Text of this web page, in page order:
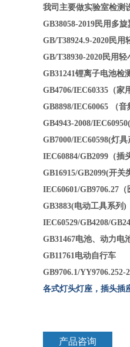
我司 主要做实验室检测
GB38058-2019民用多
GB/T38924.9-2020民用
GB/T38930-2020民用轻
GB31241锂离子电池检
GB4706/IEC60335 （
GB8898/IEC60065
（
GB4943-2008/IEC60950(
GB7000/IEC60598(灯具
IEC60884/GB2099 （插
GB16915/GB2099(开关
IEC60601/GB9706.27
GB3883(电动工具系列 )
IEC60529/GB4208/
GB31467电池、动力电
GB11761电动自行车
GB9706.1/YY9706.252-
各式灯头灯座，插头插
产品咨询